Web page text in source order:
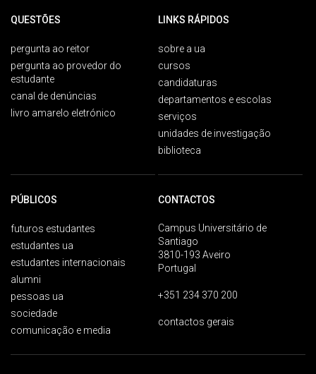
QUESTÕES
pergunta ao reitor
pergunta ao provedor do
estudante
canal de denúncias
livro amarelo eletrónico
LINKS RÁPIDOS
sobre a ua
cursos
candidaturas
departamentos e escolas
serviços
unidades de investigação
biblioteca
PÚBLICOS
futuros estudantes
estudantes ua
estudantes internacionais
alumni
pessoas ua
sociedade
comunicação e media
CONTACTOS
Campus Universitário de
Santiago
3810-193 Aveiro
Portugal
+351 234 370 200
contactos gerais